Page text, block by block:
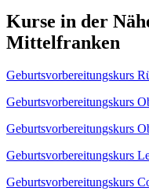
Kurse in der
Mittelfranken
Geburtsvorbereitungskurs
Geburtsvorbereitungskurs
Geburtsvorbereitungskurs
Geburtsvorbereitungskurs
Geburtsvorbereitungskurs